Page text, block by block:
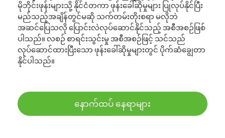
မိုဘိုင်းဖုန်းများသို့ နိုင်ငံတကာ ဖုန်းခေါ်ဆိုမှုများ ပြုလုပ်နိုင်ပြီး
မည်သည့်အချိန်တွင်မဆို သက်တမ်းတိုးစရာ မလိုဘဲ
အဆင်ပြေသလို ပြောင်းလဲလုပ်ဆောင်နိုင်သည့် အစီအစဉ်ဖြစ်
ပါသည်။ လစဉ် စာရင်းသွင်းမှု အစီအစဉ်ဖြင့် သင်သည်
လုပ်ဆောင်ထားပြီးသော ဖုန်းခေါ်ဆိုမှုများတွင် ပိုက်ဆံချွေတာ
နိုင်ပါသည်။
နောက်ထပ် နေရာများ